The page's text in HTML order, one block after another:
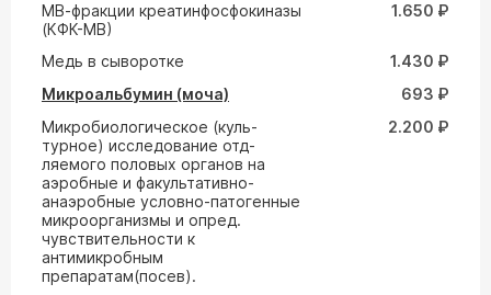
МВ-фракции креатинфосфокиназы
(КФК-МВ)
1.650 ₽
Медь в сыворотке
1.430 ₽
Микроальбумин (моча)
693 ₽
Микробиологическое (куль-
турное) исследование отд-
ляемого половых органов на
аэробные и факультативно-
анаэробные условно-патогенные
микроорганизмы и опред.
чувствительности к
антимикробным
препаратам(посев).
2.200 ₽